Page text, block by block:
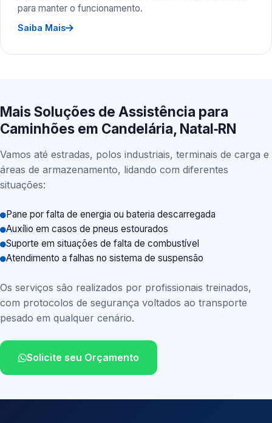
para manter o funcionamento.
Saiba Mais
Mais Soluções de Assistência para
Caminhões em Candelária, Natal‑RN
Vamos até estradas, polos industriais, terminais de carga e
áreas de armazenamento, lidando com diferentes
situações:
Pane por falta de energia ou bateria descarregada
Auxílio em casos de pneus estourados
Suporte em situações de falta de combustível
Atendimento a falhas no sistema de suspensão
Os serviços são realizados por profissionais treinados,
com protocolos de segurança voltados ao transporte
pesado em qualquer cenário.
Solicite seu Orçamento